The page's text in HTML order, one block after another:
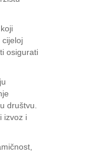
cijeloj
osigurati
društvu.
izvoz i